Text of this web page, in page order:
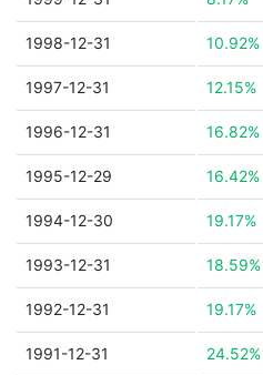
1998-12-31 10.92%
1997-12-31 12.15%
1996-12-31 16.82%
1995-12-29 16.42%
1994-12-30 19.17%
1993-12-31 18.59%
1992-12-31 19.17%
1991-12-31 24.52%